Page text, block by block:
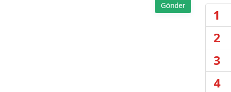
Gönder
1
2
3
4